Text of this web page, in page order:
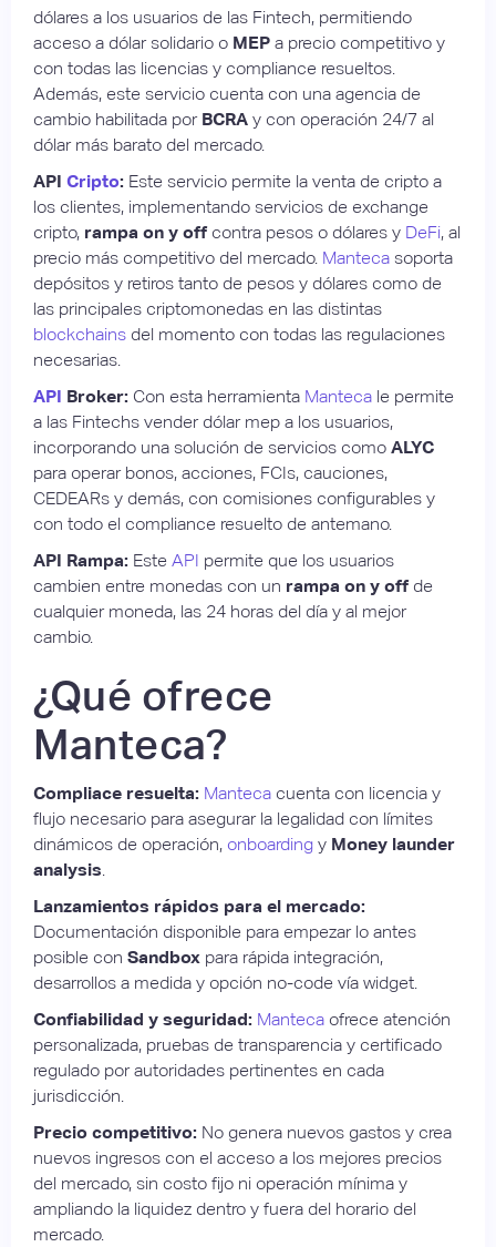
dólares a los usuarios de las Fintech, permitiendo
acceso a dólar solidario o MEP a precio competitivo y
con todas las licencias y compliance resueltos.
Además, este servicio cuenta con una agencia de
cambio habilitada porBCRA y con operación 24/7 al
dólar más barato del mercado.
API Cripto: Este servicio permite la venta de cripto a
los clientes, implementando servicios de exchange
cripto, rampa on y off contra pesos o dólares y DeFi, al
precio más competitivo del mercado. Manteca soporta
depósitos y retiros tanto de pesos y dólares como de
las principales criptomonedas en las distintas
blockchains del momento con todas las regulaciones
necesarias.
API Broker: Con esta herramienta Manteca le permite
a las Fintechs vender dólar mep a los usuarios,
incorporando una solución de servicios como ALYC
para operar bonos, acciones, FCIs, cauciones,
CEDEARs y demás, con comisiones configurables y
con todo el compliance resuelto de antemano.
API Rampa: Este API permite que los usuarios
cambien entre monedas con un rampa on y off de
cualquier moneda, las 24 horas del día y al mejor
cambio.
¿Qué ofrece
Manteca?
Compliace resuelta: Manteca cuenta con licencia y
flujo necesario para asegurar la legalidad con límites
dinámicos de operación, onboarding y Money launder
analysis
Lanzamientos rápidos para el mercado:
Documentación disponible para empezar lo antes
posible con Sandbox para rápida integración,
desarrollos a medida y opción no-code vía widget.
Confiabilidad y seguridad: Manteca ofrece atención
personalizada, pruebas de transparencia y certificado
regulado por autoridades pertinentes en cada
jurisdicción.
Precio competitivo: No genera nuevos gastos y crea
nuevos ingresos con el acceso a los mejores precios
del mercado, sin costo fijo ni operación mínima y
ampliando la liquidez dentro y fuera del horario del
mercado.